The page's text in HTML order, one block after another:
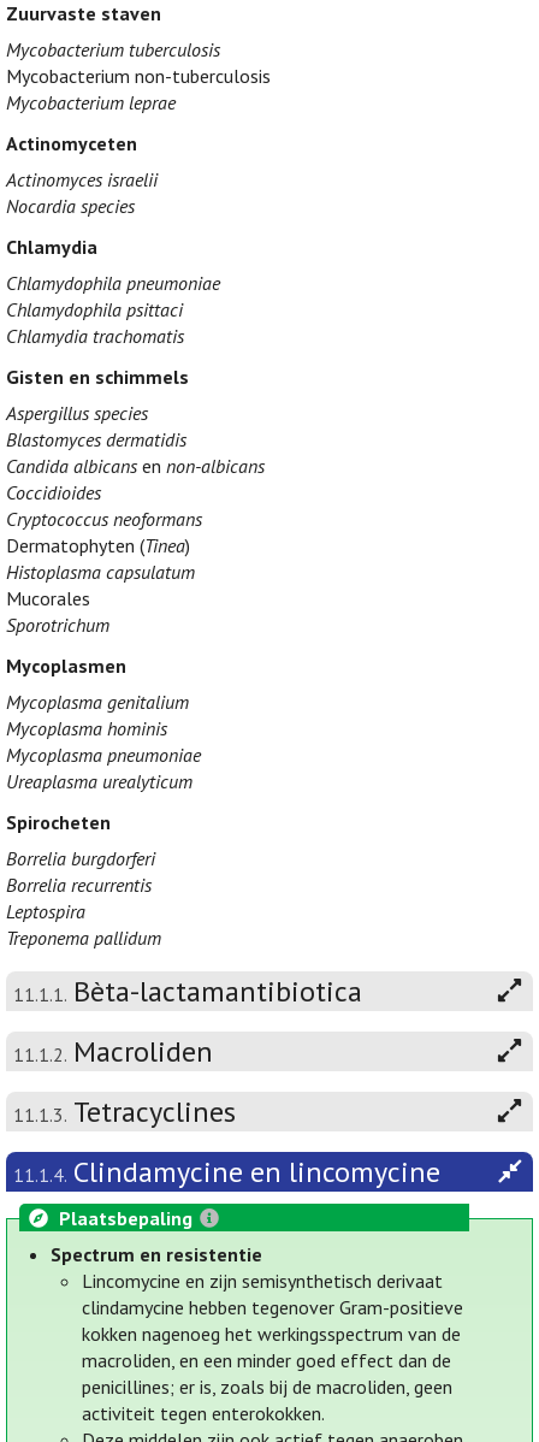
Zuurvaste staven
Mycobacterium tuberculosis
Mycobacterium non-tuberculosis
Mycobacterium leprae
Actinomyceten
Actinomyces israelii
Nocardia species
Chlamydia
Chlamydophila pneumoniae
Chlamydophila psittaci
Chlamydia trachomatis
Gisten en schimmels
Aspergillus species
Blastomyces dermatidis
Candida albicans en non-albicans
Coccidioides
Cryptococcus neoformans
Dermatophyten (Tinea)
Histoplasma capsulatum
Mucorales
Sporotrichum
Mycoplasmen
Mycoplasma genitalium
Mycoplasma hominis
Mycoplasma pneumoniae
Ureaplasma urealyticum
Spirocheten
Borrelia burgdorferi
Borrelia recurrentis
Leptospira
Treponema pallidum
11.1.1. Bèta-lactamantibiotica
11.1.2. Macroliden
11.1.3. Tetracyclines
11.1.4. Clindamycine en lincomycine
Plaatsbepaling
Spectrum en resistentie
Lincomycine en zijn semisynthetisch derivaat
clindamycine hebben tegenover Gram-positieve
kokken nagenoeg het werkingsspectrum van de
macroliden, en een minder goed effect dan de
penicillines; er is, zoals bij de macroliden, geen
activiteit tegen enterokokken.